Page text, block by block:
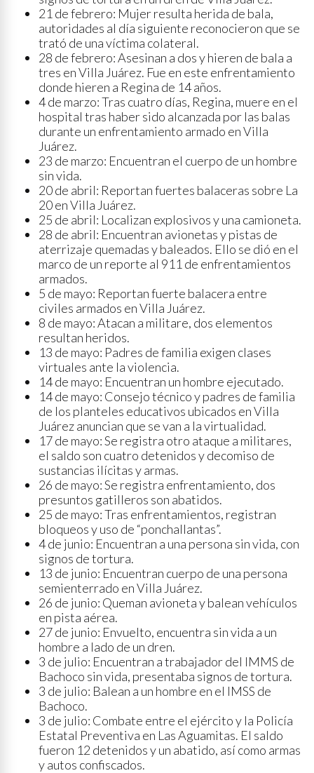
21 de febrero: Mujer resulta herida de bala,
autoridades al día siguiente reconocieron que se
trató de una víctima colateral.
28 de febrero: Asesinan a dos y hieren de bala a
tres en Villa Juárez. Fue en este enfrentamiento
donde hieren a Regina de 14 años.
4 de marzo: Tras cuatro días, Regina, muere en el
hospital tras haber sido alcanzada por las balas
durante un enfrentamiento armado en Villa
Juárez.
23 de marzo: Encuentran el cuerpo de un hombre
sin vida.
20 de abril: Reportan fuertes balaceras sobre La
20 en Villa Juárez.
25 de abril: Localizan explosivos y una camioneta.
28 de abril: Encuentran avionetas y pistas de
aterrizaje quemadas y baleados. Ello se dió en el
marco de un reporte al 911 de enfrentamientos
armados.
5 de mayo: Reportan fuerte balacera entre
civiles armados en Villa Juárez.
8 de mayo: Atacan a militare, dos elementos
resultan heridos.
13 de mayo: Padres de familia exigen clases
virtuales ante la violencia.
14 de mayo: Encuentran un hombre ejecutado.
14 de mayo: Consejo técnico y padres de familia
de los planteles educativos ubicados en Villa
Juárez anuncian que se van a la virtualidad.
17 de mayo: Se registra otro ataque a militares,
el saldo son cuatro detenidos y decomiso de
sustancias ilícitas y armas.
26 de mayo: Se registra enfrentamiento, dos
presuntos gatilleros son abatidos.
25 de mayo: Tras enfrentamientos, registran
bloqueos y uso de “ponchallantas”.
4 de junio: Encuentran a una persona sin vida, con
signos de tortura.
13 de junio: Encuentran cuerpo de una persona
semienterrado en Villa Juárez.
26 de junio: Queman avioneta y balean vehículos
en pista aérea.
27 de junio: Envuelto, encuentra sin vida a un
hombre a lado de un dren.
3 de julio: Encuentran a trabajador del IMMS de
Bachoco sin vida, presentaba signos de tortura.
3 de julio: Balean a un hombre en el IMSS de
Bachoco.
3 de julio: Combate entre el ejército y la Policía
Estatal Preventiva en Las Aguamitas. El saldo
fueron 12 detenidos y un abatido, así como armas
y autos confiscados.